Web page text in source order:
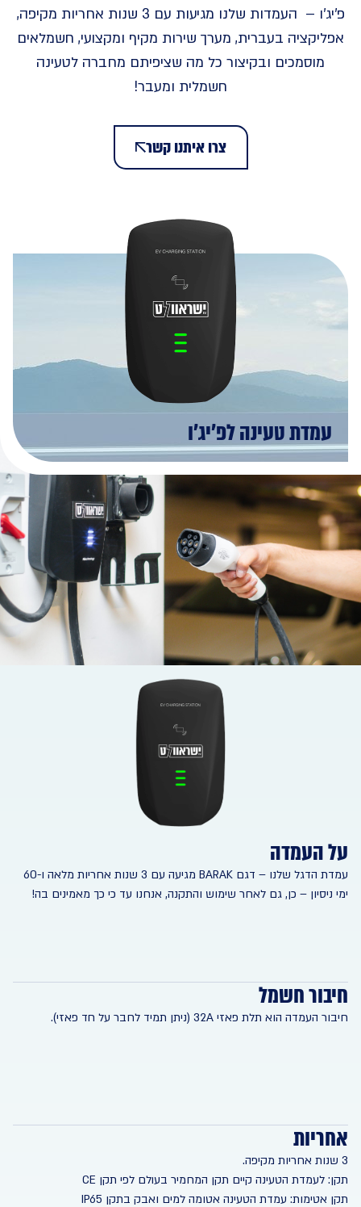
פ'יג'ו – העמדות שלנו מגיעות עם 3 שנות אחריות מקיפה,
אפליקציה בעברית, מערך שירות מקיף ומקצועי, חשמלאים
מוסמכים ובקיצור כל מה שציפיתם מחברה לטעינה
חשמלית ומעבר!
צרו איתנו קשר
עמדת טעינה לפ'יג'ו
על העמדה
עמדת הדגל שלנו – דגם BARAK מגיעה עם 3 שנות אחריות מלאה ו-60
ימי ניסיון – כן, גם לאחר שימוש והתקנה, אנחנו עד כי כך מאמינים בה!
חיבור חשמל
חיבור העמדה הוא תלת פאזי 32A (ניתן תמיד לחבר על חד פאזי).
אחריות
3 שנות אחריות מקיפה.
תקן: לעמדת הטעינה קיים תקן המחמיר בעולם לפי תקן CE
תקן אטימות: עמדת הטעינה אטומה למים ואבק בתקן IP65